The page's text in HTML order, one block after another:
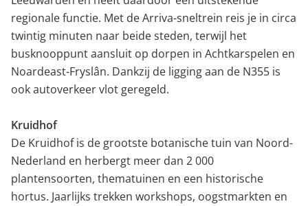
regionale functie. Met de Arriva-sneltrein reis je in circa
twintig minuten naar beide steden, terwijl het
busknooppunt aansluit op dorpen in Achtkarspelen en
Noardeast-Fryslân. Dankzij de ligging aan de N355 is
ook autoverkeer vlot geregeld.
Kruidhof
De Kruidhof is de grootste botanische tuin van Noord-
Nederland en herbergt meer dan 2 000
plantensoorten, thematuinen en een historische
hortus. Jaarlijks trekken workshops, oogstmarkten en